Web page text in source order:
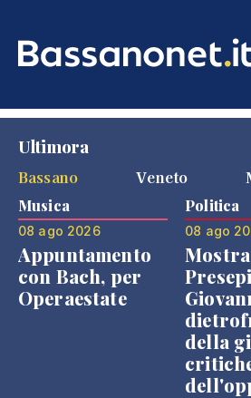
Ultimora
Bassano
Veneto
Musica
08 ago 2026
Appuntamento
con Bach, per
Operaestate
Politica
08 ago
della